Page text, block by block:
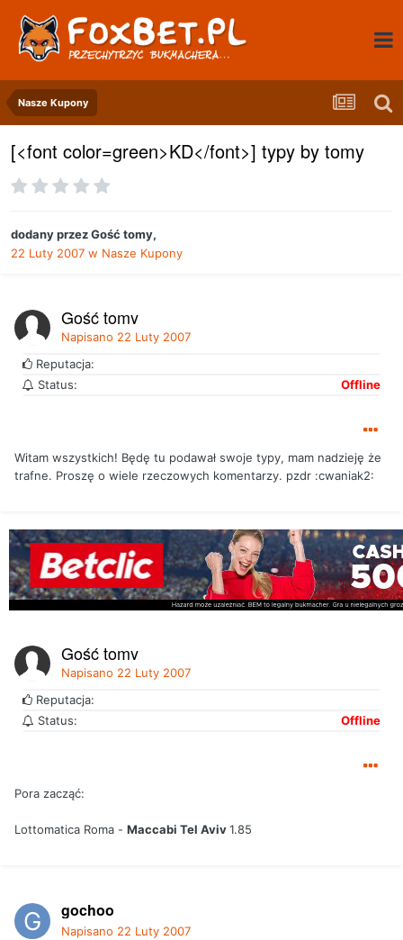
Nasze Kupony
[<font color=green>KD</font>] typy by tomy
dodany przezGość tomy,
22 Luty 2007 w Nasze Kupony
Gość tomy
Napisano 22 Luty 2007
Reputacja:
Status:
Offline
Witam wszystkich! Będę tu podawał swoje typy, mam nadzieję że
trafne. Proszę o wiele rzeczowych komentarzy. pzdr :cwaniak2:
Gość tomy
Napisano 22 Luty 2007
Reputacja:
Status:
Offline
Pora zacząć:
Lottomatica Roma - Maccabi Tel Aviv1.85
gochoo
Napisano 22 Luty 2007